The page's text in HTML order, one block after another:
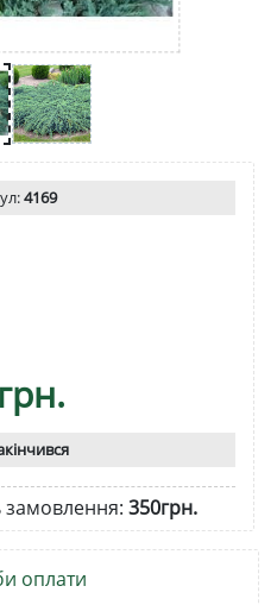
4169
замовлення: 350грн.
оплати